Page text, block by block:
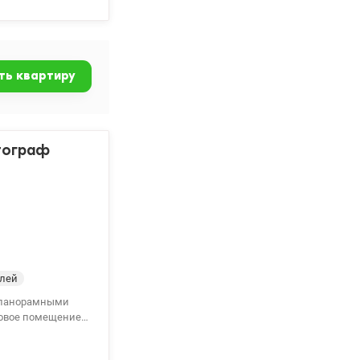
квартиру
помещение.